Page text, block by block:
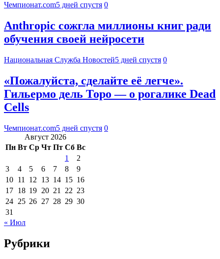
Чемпионат.com5 дней спустя 0
Anthropic сожгла миллионы книг ради
обучения своей нейросети
Национальная Служба Новостей5 дней спустя 0
«Пожалуйста, сделайте её легче».
Гильермо дель Торо — о рогалике Dead
Cells
Чемпионат.com5 дней спустя 0
Август 2026
Пн Вт Ср Чт Пт Сб Вс
1
2
3
4 5 6 7 8
9
10 11 12 13 14 15 16
17 18 19 20 21 22 23
24 25 26 27 28 29 30
31
« Июл
Рубрики